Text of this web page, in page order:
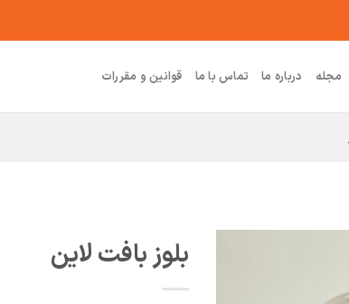
مجله درباره ما تماس با ما قوانین و مقررات
بلوز بافت لاین